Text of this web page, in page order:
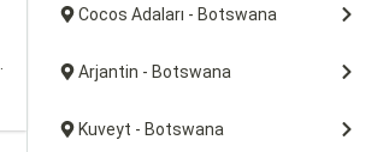
Cocos Adaları - Botswana
Arjantin - Botswana
Kuveyt - Botswana